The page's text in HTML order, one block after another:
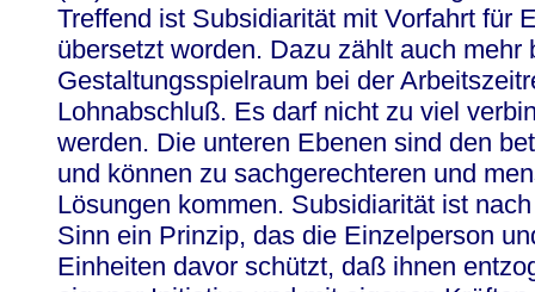
Treffend ist Subsidiarität mit Vorfahrt für
übersetzt worden. Dazu zählt auch mehr
Gestaltungsspielraum bei der
Lohnabschluß. Es darf nicht zu viel
werden. Die unteren Ebenen sind den
und können zu sachgerechteren und
Lösungen kommen. Subsidiarität ist
Sinn ein Prinzip, das die Einzelperson
Einheiten davor schützt, daß ihnen